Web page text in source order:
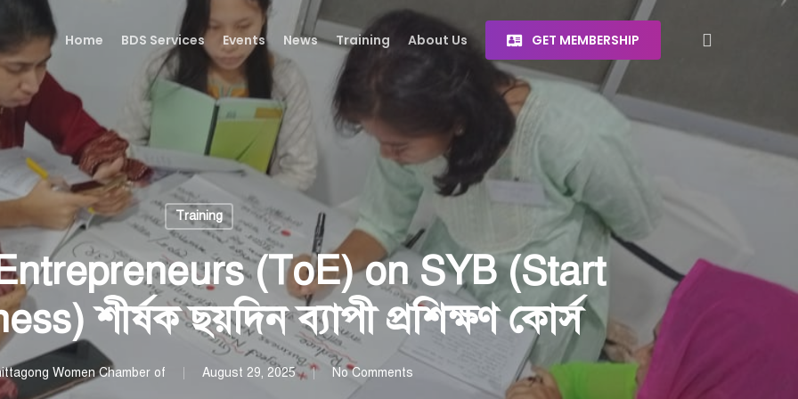
Home BDS Services Events News Training About Us GET MEMBERSHIP
Training
(ToE) on SYB (Start
শীর্ষক ছয়দিন ব্যাপী প্রশিক্ষণ কোর্স
Women Chamber of August 29, 2025 No Comments